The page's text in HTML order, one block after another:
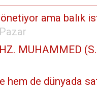
ama balık
MUHAMMED
hem de dünyada